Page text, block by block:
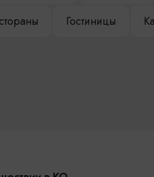
Гостиницы